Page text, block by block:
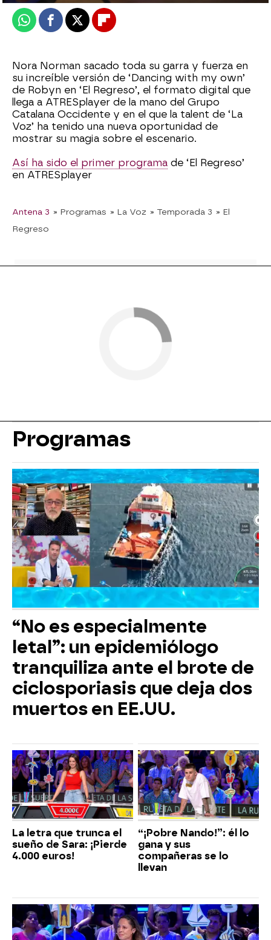
WhatsappFacebook
X Flipboard
Nora Norman sacado toda su garra y fuerza en
su increíble versión de ‘Dancing with my own’
de Robyn en ‘El Regreso’, el formato digital que
llega a ATRESplayer de la mano del Grupo
Catalana Occidente y en el que la talent de ‘La
Voz’ ha tenido una nueva oportunidad de
mostrar su magia sobre el escenario.
Así ha sido el primer programa de ‘El Regreso’
en ATRESplayer
Antena 3 » Programas » La Voz » Temporada 3 » El
Regreso
Programas
“No es especialmente
letal”: un epidemiólogo
tranquiliza ante el brote de
ciclosporiasis que deja dos
muertos en EE.UU.
La letra que trunca el
sueño de Sara: ¡Pierde
4.000 euros!
“¡Pobre Nando!”: él lo
gana y sus
compañeras se lo
llevan